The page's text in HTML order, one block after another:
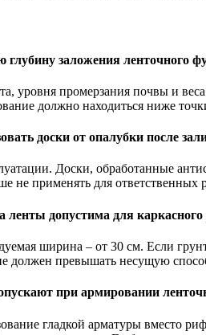
глубину заложения ленточного
уровня промерзания почвы и
должно находиться ниже
доски от опалубки после
Доски, обработанные
не применять для
допустима для каркасного
ширина – от 30 см. Если
должен превышать несущую
при армировании
гладкой арматуры вместо